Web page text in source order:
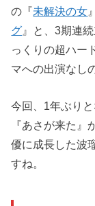
の『未解決の女
グ 』と、3期連
っくりの超ハー
マへの出演なし
今回、1年ぶり
『あさが来た
優に成長した波
すね。